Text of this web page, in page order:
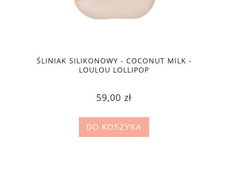
ŚLINIAK SILIKONOWY - COCONUT MILK -
LOULOU LOLLIPOP
59,00 zł
DO KOSZYKA